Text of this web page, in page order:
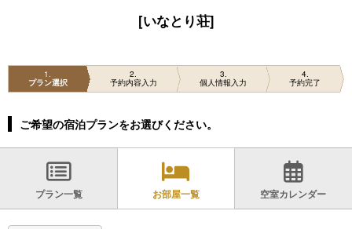
[いなとり荘]
1
プラン選択
2
予約内容入力
3
個人情報入力
4
予約完了
ご希望の宿泊プランをお選びください。
プラン一覧 お部屋一覧 空室カレンダー